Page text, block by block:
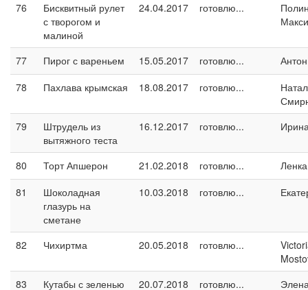
76
Бисквитный рулет
с творогом и
малиной
24.04.2017 готовлю...
77 Пирог с вареньем 15.05.2017 готовлю...
78
Пахлава крымская 18.08.2017 готовлю...
79
Штрудель из
вытяжного теста
16.12.2017 готовлю...
80 Торт Апшерон 21.02.2018 готовлю...
81
Шоколадная
глазурь на
сметане
10.03.2018 готовлю...
82 Чихиртма 20.05.2018 готовлю...
83
Кутабы с зеленью 20.07.2018 готовлю...